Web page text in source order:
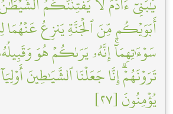
أَبَوَيۡكُم مِّنَ ٱلۡجَنَّةِ يَنزِعُ عَنۡهُمَا
سَوۡءَٰتِهِمَآۚ إِنَّهُۥ يَرَىٰكُمۡ هُوَ
تَرَوۡنَهُمۡۗ إِنَّا جَعَلۡنَا ٱلشَّيَٰطِينَ
يُؤۡمِنُونَ [٢٧]